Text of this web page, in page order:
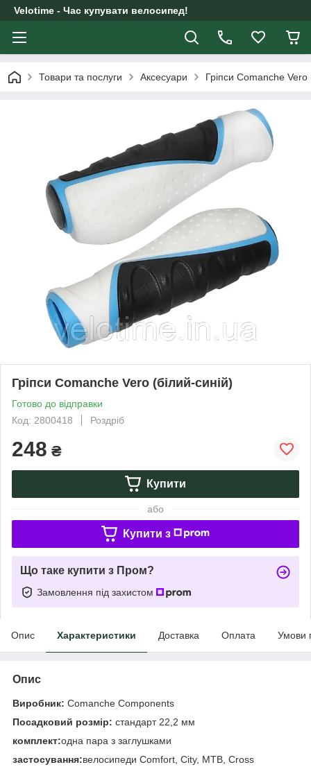
Velotime - Час купувати велосипед!
Товари та послуги Аксесуари Гріпси Comanche Vero
Гріпси Comanche Vero (білий-синій)
Готово до відправки
Код: 2800418
Роздріб
248 ₴
Купити
або
Купити з
Що таке купити з Пром?
Замовлення під захистом
Опис Характеристики Доставка Оплата Умови
Опис
Виробник: Comanche Components
Посадковий розмір: стандарт 22,2 мм
комплект:одна пара з заглушками
застосування:велосипеди Comfort, City, МТВ, Cross